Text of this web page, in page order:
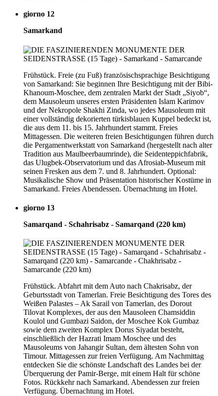
giorno 12
Samarkand
Frühstück. Freie (zu Fuß) französischsprachige Besichtigung
von Samarkand: Sie beginnen Ihre Besichtigung mit der Bibi-
Khanoum-Moschee, dem zentralen Markt der Stadt „Siyob“,
dem Mausoleum unseres ersten Präsidenten Islam Karimov
und der Nekropole Shakhi Zinda, wo jedes Mausoleum mit
einer vollständig dekorierten türkisblauen Kuppel bedeckt ist,
die aus dem 11. bis 15. Jahrhundert stammt. Freies
Mittagessen. Die weiteren freien Besichtigungen führen durch
die Pergamentwerkstatt von Samarkand (hergestellt nach alter
Tradition aus Maulbeerbaumrinde), die Seidenteppichfabrik,
das Ulugbek-Observatorium und das Afrosiab-Museum mit
seinen Fresken aus dem 7. und 8. Jahrhundert. Optional:
Musikalische Show und Präsentation historischer Kostüme in
Samarkand. Freies Abendessen. Übernachtung im Hotel.
giorno 13
Samarqand - Schahrisabz - Samarqand (220 km)
Frühstück. Abfahrt mit dem Auto nach Chakrisabz, der
Geburtsstadt von Tamerlan. Freie Besichtigung des Tores des
Weißen Palastes – Ak Sarail von Tamerlan, des Dorout
Tilovat Komplexes, der aus den Mausoleen Chamsiddin
Koulol und Gumbazi Saidon, der Moschee Kok Gumbaz
sowie dem zweiten Komplex Dorus Siyadat besteht,
einschließlich der Hazrati Imam Moschee und des
Mausoleums von Jahangir Sultan, dem ältesten Sohn von
Timour. Mittagessen zur freien Verfügung. Am Nachmittag
entdecken Sie die schönste Landschaft des Landes bei der
Überquerung der Pamir-Berge, mit einem Halt für schöne
Fotos. Rückkehr nach Samarkand. Abendessen zur freien
Verfügung. Übernachtung im Hotel.